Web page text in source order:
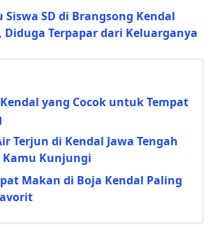
Siswa SD di Brangsong Kendal
Diduga Terpapar dari Keluarganya
Kendal yang Cocok untuk Tempat
Terjun di Kendal Jawa Tengah
Kamu Kunjungi
Makan di Boja Kendal Paling